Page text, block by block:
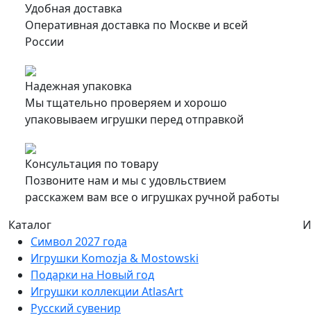
Удобная доставка
Оперативная доставка по Москве и всей
России
Надежная упаковка
Мы тщательно проверяем и хорошо
упаковываем игрушки перед отправкой
Консультация по товару
Позвоните нам и мы с удовльствием
расскажем вам все о игрушках ручной работы
Каталог
Символ 2027 года
Игрушки Komozja & Mostowski
Подарки на Новый год
Игрушки коллекции AtlasArt
Русский сувенир